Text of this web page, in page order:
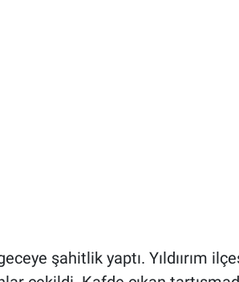
şahitlik yaptı. Yıldıırım